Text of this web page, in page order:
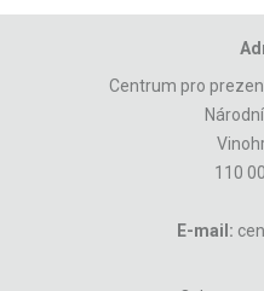
Centrum pro
110
E-mail: